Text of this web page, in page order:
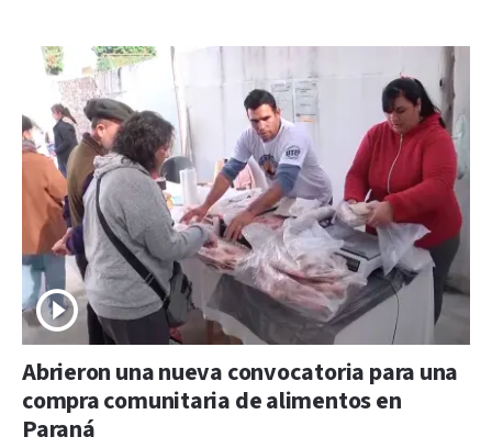
Abrieron una nueva convocatoria para una
compra comunitaria de alimentos en
Paraná